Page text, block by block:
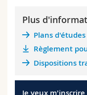
Plus
Plans d'études
Règlement
Dispositions
Je veux m'inscrire